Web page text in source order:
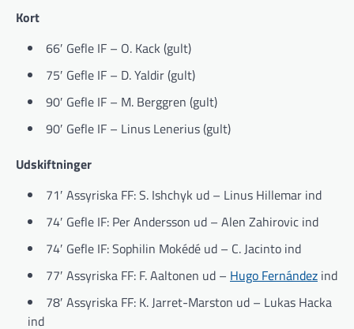
Kort
66′ Gefle IF – O. Kack (gult)
75′ Gefle IF – D. Yaldir (gult)
90′ Gefle IF – M. Berggren (gult)
90′ Gefle IF – Linus Lenerius (gult)
Udskiftninger
71′ Assyriska FF: S. Ishchyk ud – Linus Hillemar ind
74′ Gefle IF: Per Andersson ud – Alen Zahirovic ind
74′ Gefle IF: Sophilin Mokédé ud – C. Jacinto ind
77′ Assyriska FF: F. Aaltonen ud – Hugo Fernández ind
78′ Assyriska FF: K. Jarret-Marston ud – Lukas Hacka
ind